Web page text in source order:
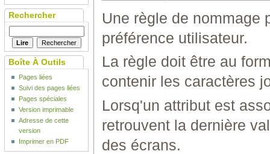
Une règle de nommage
préférence utilisateur.
La règle doit être au
contenir les caractères
Lorsq'un attribut est
retrouvent la dernière
des écrans.
Rechercher
Boîte À Outils
Pages liées
Suivi des pages liées
Pages spéciales
Version imprimable
Adresse de cette
version
Imprimer en PDF